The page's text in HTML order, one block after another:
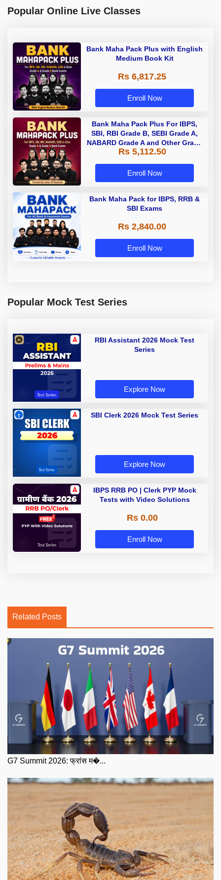
Popular Online Live Classes
Bank Maha Pack Plus with English
Medium Book Kit
Rs 6,817.25
Enroll Now
Bank Maha Pack Plus For IBPS,
SBI, RBI Grade B, SEBI Grade A,
NABARD Grade A and Other Grade
A & Grade B Bank Exams
Rs 5,112.50
Enroll Now
Bank Maha Pack for IBPS, RRB &
SBI Exams
Rs 2,840.00
Enroll Now
Popular Mock Test Series
RBI Assistant 2026 Mock Test
Series
Explore Now
SBI Clerk 2026 Mock Test Series
Explore Now
IBPS RRB PO | Clerk PYP Mock
Tests with Video Solutions
Rs 0.00
Enroll Now
Related Posts
G7 Summit 2026: फ्रांस म�...